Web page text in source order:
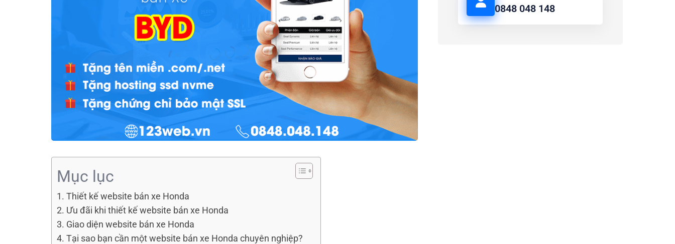
Mục lục
Thiết kế website bán xe Honda
Ưu đãi khi thiết kế website bán xe Honda
Giao diện website bán xe Honda
Tại sao bạn cần một website bán xe Honda chuyên nghiệp?
0848 048 148